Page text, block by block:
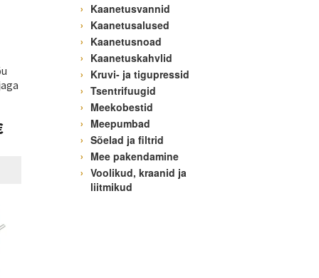
Kaanetusvannid
Kaanetusalused
Kaanetusnoad
Kaanetuskahvlid
Kruvi- ja tigupressid
Tsentrifuugid
Meekobestid
Meepumbad
Sõelad ja filtrid
Mee pakendamine
Voolikud, kraanid ja
liitmikud